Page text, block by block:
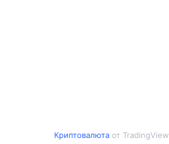
Криптовалютаот TradingView